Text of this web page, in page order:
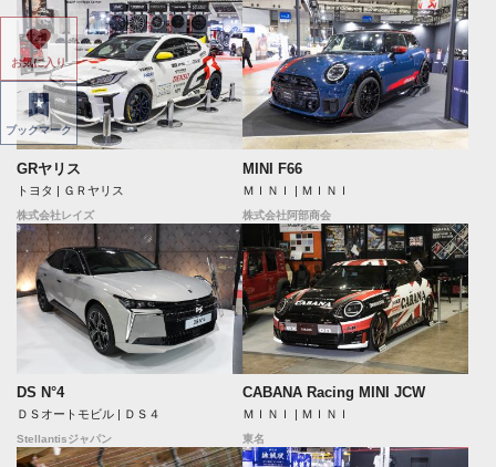
GRヤリス
トヨタ | ＧＲヤリス
株式会社レイズ
MINI F66
ＭＩＮＩ | ＭＩＮＩ
株式会社阿部商会
DS N°4
ＤＳオートモビル | ＤＳ４
Stellantisジャパン
CABANA Racing MINI JCW
ＭＩＮＩ | ＭＩＮＩ
東名
お気に入り
ブックマーク